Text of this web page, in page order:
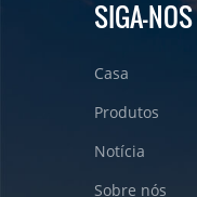
SIGA-NOS
Casa
Produtos
Notícia
Sobre nós